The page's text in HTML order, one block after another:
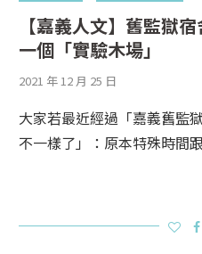
【嘉義人文】舊監獄
一個「實驗木場」
2021 年 12 月 25 日
大家若最近經過「嘉義舊監
不一樣了」：原本特殊時間